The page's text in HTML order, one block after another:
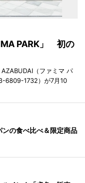
PARK」 初の
（ファミマ パ
6809-1732）が7月10
の食べ比べ＆限定商品